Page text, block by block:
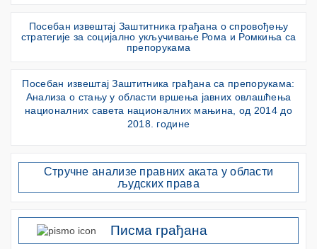
Посебан извештај Заштитника грађана о спровођењу
стратегије за социјално укључивање Рома и Ромкиња са
препорукама
Посебан извештај Заштитника грађана са препорукама:
Анализа о стању у области вршења јавних овлашћења
националних савета националних мањина, од 2014 до
2018. године
Стручне анализе правних аката у области
људских права
Писма грађана